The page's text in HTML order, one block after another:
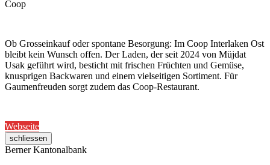
Coop
Ob Grosseinkauf oder spontane Besorgung: Im Coop Interlaken Ost
bleibt kein Wunsch offen. Der Laden, der seit 2024 von Müjdat
Usak geführt wird, besticht mit frischen Früchten und Gemüse,
knusprigen Backwaren und einem vielseitigen Sortiment. Für
Gaumenfreuden sorgt zudem das Coop-Restaurant.
Webseite
schliessen
Berner Kantonalbank